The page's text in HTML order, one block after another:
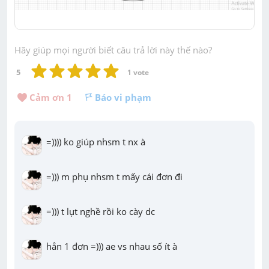
Hãy giúp mọi người biết câu trả lời này thế nào?
5 1 vote
Cảm ơn 1 Báo vi phạm
=)))) ko giúp nhsm t nx à
=))) m phụ nhsm t mấy cái đơn đi
=))) t lụt nghề rồi ko cày dc
hẳn 1 đơn =))) ae vs nhau số ít à